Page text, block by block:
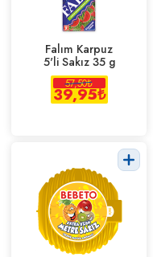
Falım Karpuz
5'li Sakız 35 g
57,50₺
39,95₺